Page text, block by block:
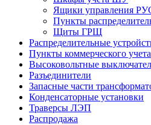
Ящики управления
Пункты
Щиты ГРЩ
Распределительные
Пункты коммерческого учета
Высоковольтные
Разъединители
Запасные части
Конденсаторные установки
Траверсы ЛЭП
Распродажа